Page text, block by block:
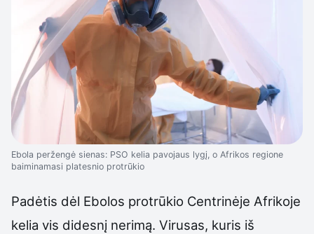
Ebola peržengė sienas: PSO kelia pavojaus lygį, o Afrikos regione
baiminamasi platesnio protrūkio
Padėtis dėl Ebolos protrūkio Centrinėje Afrikoje
kelia vis didesnį nerimą. Virusas, kuris iš